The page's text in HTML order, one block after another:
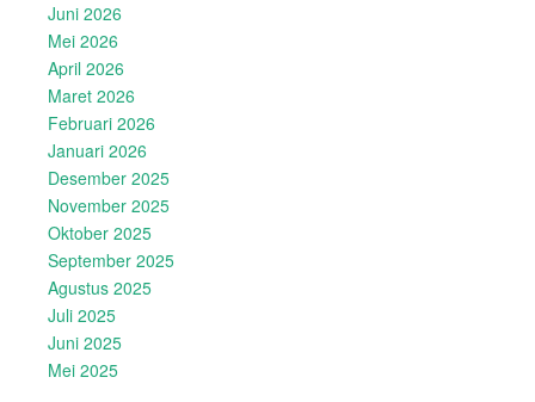
Juni 2026
Mei 2026
April 2026
Maret 2026
Februari 2026
Januari 2026
Desember 2025
November 2025
Oktober 2025
September 2025
Agustus 2025
Juli 2025
Juni 2025
Mei 2025